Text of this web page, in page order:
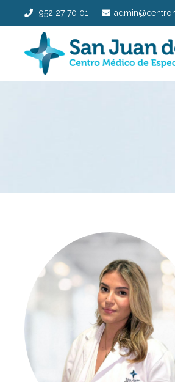
952 27 70 01